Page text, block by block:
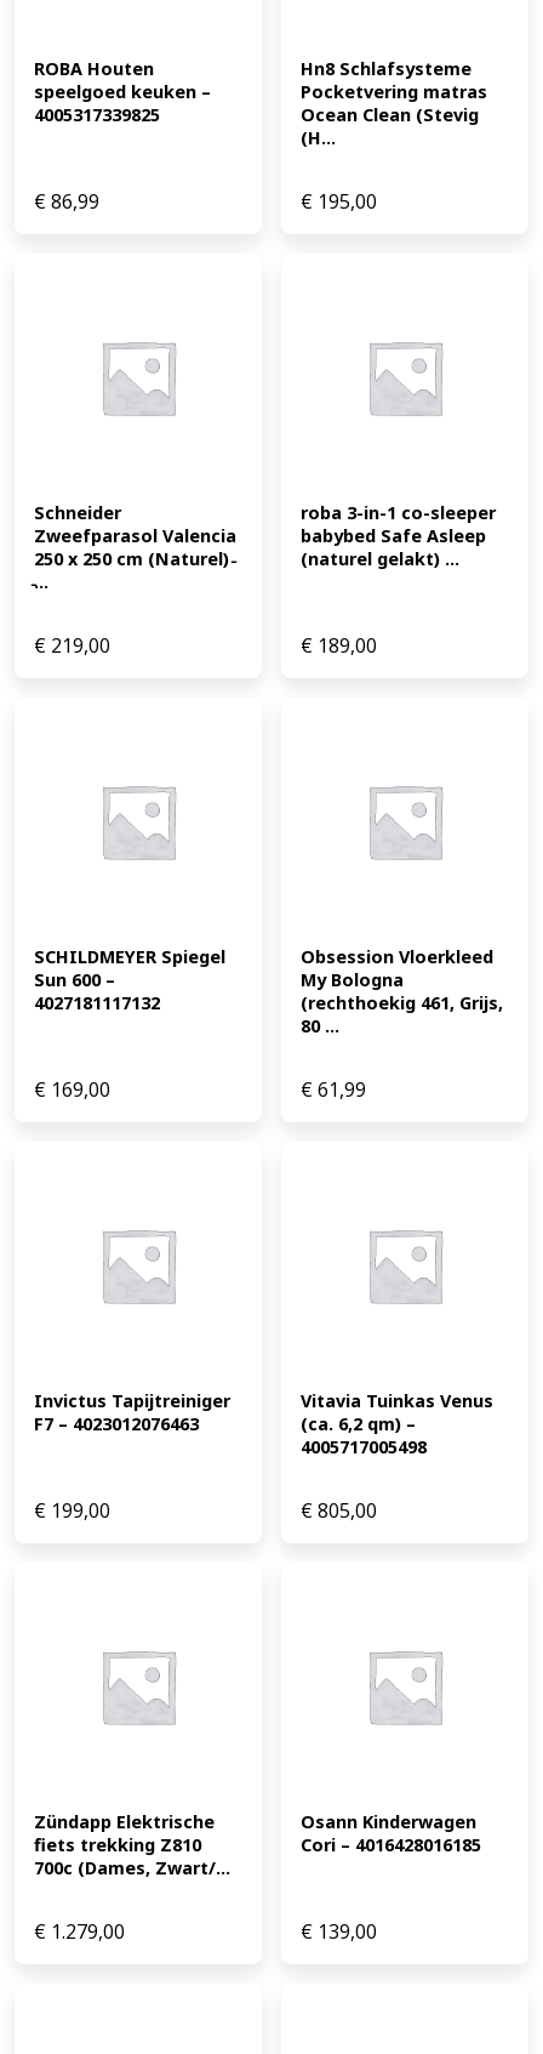
ROBA Houten
speelgoed keuken –
4005317339825
€86,99
Hn8 Schlafsysteme
Pocketvering matras
Ocean Clean (Stevig
(H...
€ 195,00
Schneider
Zweefparasol Valencia
250 x 250 cm (Naturel)
̵...
€ 219,00
roba 3-in-1 co-sleeper
babybed Safe Asleep
(naturel gelakt) ...
€ 189,00
SCHILDMEYER Spiegel
Sun 600 –
4027181117132
€ 169,00
Obsession Vloerkleed
My Bologna
(rechthoekig 461, Grijs,
80 ...
€61,99
Invictus Tapijtreiniger
F7 – 4023012076463
€ 199,00
Vitavia Tuinkas Venus
(ca. 6,2 qm) –
4005717005498
€805,00
Zündapp Elektrische
fiets trekking Z810
700c (Dames, Zwart/...
€ 1.279,00
Osann Kinderwagen
Cori – 4016428016185
€ 139,00